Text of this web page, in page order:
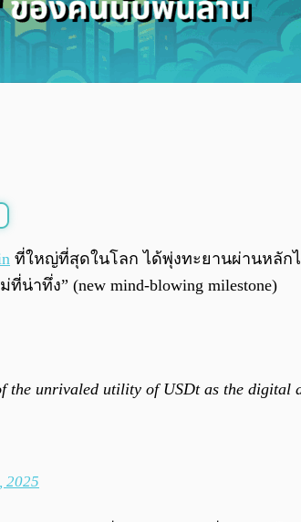
ที่ใหญ่ที่สุดในโลก ได้พุ่งทะยานผ่านหลัก
น่าทึ่ง” (new mind-blowing milestone)
the unrivaled utility of USDt as the
2025